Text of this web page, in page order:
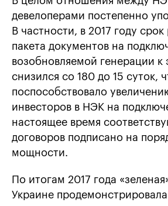
девелоперами постепенно
В частности, в 2017 году
пакета документов на
возобновляемой генерации к
снизился со 180 до 15 суток,
поспособствовало
инвесторов в НЭК на
настоящее время
договоров подписано на
мощности.
По итогам 2017 года
Украине